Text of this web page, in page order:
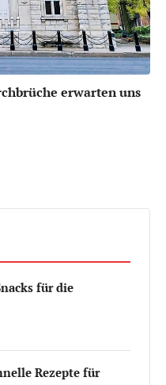
erwarten uns
für die
Rezepte für